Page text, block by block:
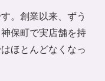
。創業以来、ずう
保町で実店舗を持
ほとんどなくなっ